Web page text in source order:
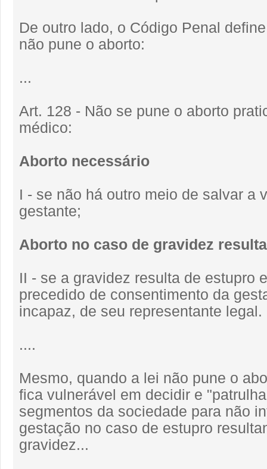
De outro lado, o Código Penal
não pune o aborto:
...
Art. 128 - Não se pune o aborto
médico:
Aborto necessário
I - se não há outro meio de salvar a
gestante;
Aborto no caso de gravidez
II - se a gravidez resulta de estupro
precedido de consentimento da
incapaz, de seu representante legal.
....
Mesmo, quando a lei não pune o
fica vulnerável em decidir e
segmentos da sociedade para não
gestação no caso de estupro
gravidez...